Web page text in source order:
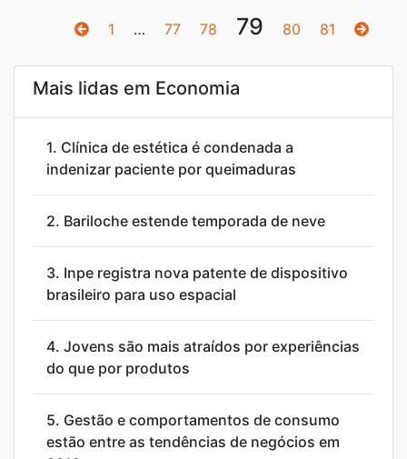
1 … 77 78 79 80 81
Mais lidas em Economia
1. Clínica de estética é condenada a
indenizar paciente por queimaduras
2. Bariloche estende temporada de neve
3. Inpe registra nova patente de dispositivo
brasileiro para uso espacial
4. Jovens são mais atraídos por experiências
do que por produtos
5. Gestão e comportamentos de consumo
estão entre as tendências de negócios em